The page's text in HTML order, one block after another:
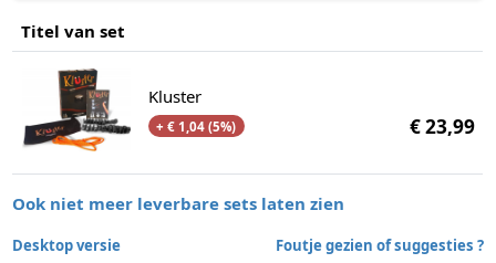
Titel van set
Kluster
+ € 1,04 (5%) € 23,99
Ook niet meer leverbare sets laten zien
Desktop versie Foutje gezien of suggesties ?